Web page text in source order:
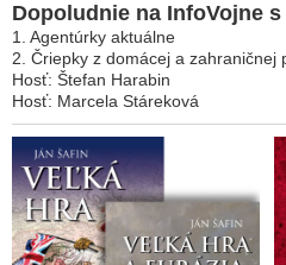
Dopoludnie na InfoVojne
1. Agentúrky aktuálne
2. Čriepky z domácej a zahraničnej
Hosť: Štefan Harabin
Hosť: Marcela Stáreková